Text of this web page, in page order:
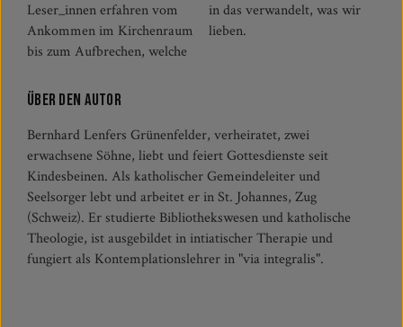
Leser_innen erfahren vom
Ankommen im Kirchenraum
bis zum Aufbrechen, welche
in das verwandelt, was wir
lieben.
Über den Autor
Bernhard Lenfers Grünenfelder, verheiratet, zwei
erwachsene Söhne, liebt und feiert Gottesdienste seit
Kindesbeinen. Als katholischer Gemeindeleiter und
Seelsorger lebt und arbeitet er in St. Johannes, Zug
(Schweiz). Er studierte Bibliothekswesen und katholische
Theologie, ist ausgebildet in intiatischer Therapie und
fungiert als Kontemplationslehrer in "via integralis".